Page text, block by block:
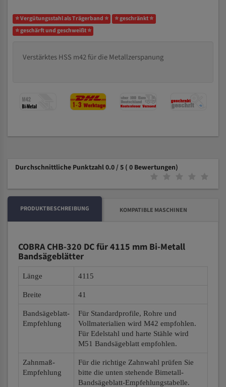
⭐ Vergütungsstahl als Trägerband ⭐
⭐ geschränkt ⭐
⭐ geschärft und geschweißt ⭐
Verstärktes HSS m42 für die Metallzerspanung
Durchschnittliche Punktzahl 0.0 / 5 ( 0 Bewertungen)
PRODUKTBESCHREIBUNG KOMPATIBLE MASCHINEN
COBRA CHB-320 DC für 4115 mm Bi-Metall
Bandsägeblätter
Länge 4115
Breite 41
Bandsägeblatt-
Empfehlung
Für Standardprofile, Rohre und
Vollmaterialien wird M42 empfohlen.
Für Edelstahl und harte Stähle wird
M51 Bandsägeblatt empfohlen.
Zahnmaß-
Empfehlung
Für die richtige Zahnwahl prüfen Sie
bitte die unten stehende Bimetall-
Bandsägeblatt-Empfehlungstabelle.